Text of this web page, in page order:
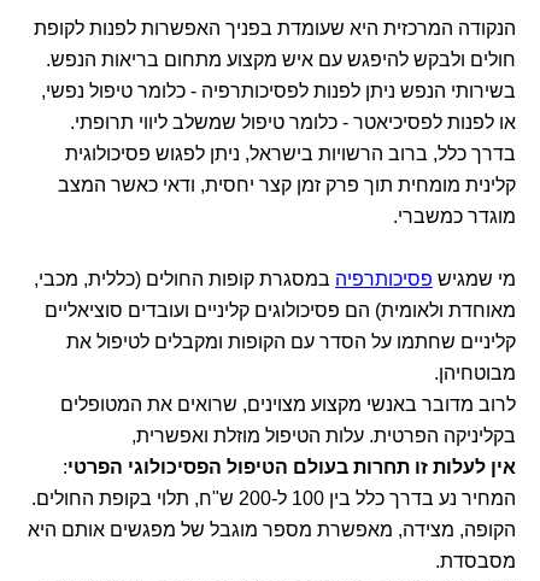
הנקודה המרכזית היא שעומדת בפניך האפשרות לפנות לקופת
חולים ולבקש להיפגש עם איש מקצוע מתחום בריאות הנפש.
בשירותי הנפש ניתן לפנות לפסיכותרפיה - כלומר טיפול נפשי,
או לפנות לפסיכיאטר - כלומר טיפול שמשלב ליווי תרופתי.
בדרך כלל, ברוב הרשויות בישראל, ניתן לפגוש פסיכולוגית
קלינית מומחית תוך פרק זמן קצר יחסית, ודאי כאשר המצב
מוגדר כמשברי.
מי שמגיש פסיכותרפיה במסגרת קופות החולים (כללית, מכבי,
מאוחדת ולאומית) הם פסיכולוגים קליניים ועובדים סוציאליים
קליניים שחתמו על הסדר עם הקופות ומקבלים לטיפול את
מבוטחיהן.
לרוב מדובר באנשי מקצוע מצוינים, שרואים את המטופלים
בקליניקה הפרטית. עלות הטיפול מוזלת ואפשרית,
אין לעלות זו תחרות בעולם הטיפול הפסיכולוגי הפרטי:
המחיר נע בדרך כלל בין 100 ל-200 ש"ח, תלוי בקופת החולים.
הקופה, מצידה, מאפשרת מספר מוגבל של מפגשים אותם היא
מסבסדת.